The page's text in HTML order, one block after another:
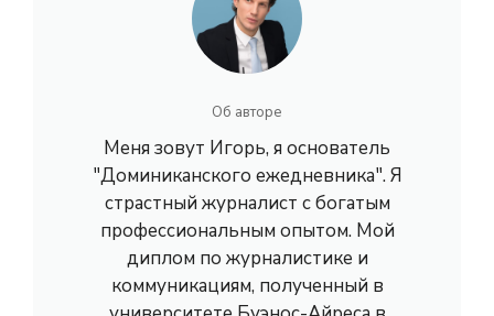
Об авторе
Меня зовут Игорь, я основатель
"Доминиканского ежедневника". Я
страстный журналист с богатым
профессиональным опытом. Мой
диплом по журналистике и
коммуникациям, полученный в